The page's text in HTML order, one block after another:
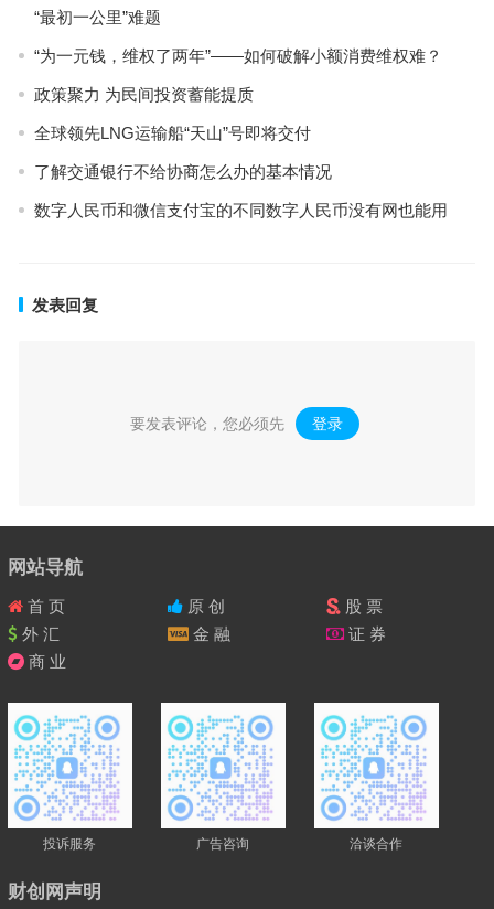
“最初一公里”难题
“为一元钱，维权了两年”——如何破解小额消费维权难？
政策聚力 为民间投资蓄能提质
全球领先LNG运输船“天山”号即将交付
了解交通银行不给协商怎么办的基本情况
数字人民币和微信支付宝的不同数字人民币没有网也能用
发表回复
要发表评论，您必须先 登录 。
网站导航
首 页 原 创
股 票
外 汇
金 融
证 券
商 业
投诉服务 广告咨询 洽谈合作
财创网声明